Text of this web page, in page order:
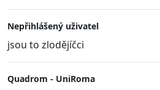
Nepřihlášený uživatel
jsou to zlodějíčci
Quadrom - UniRoma